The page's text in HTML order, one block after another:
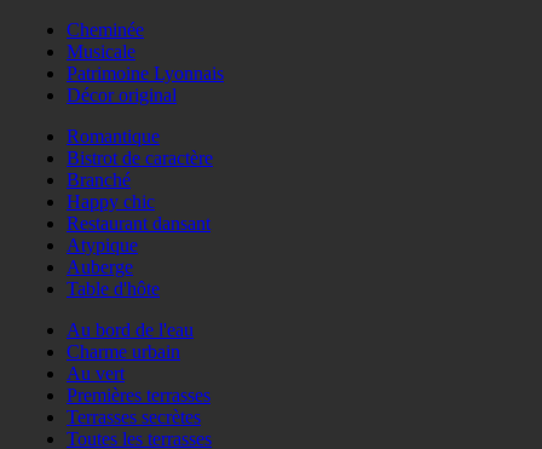
Cheminée
Musicale
Patrimoine Lyonnais
Décor original
Romantique
Bistrot de caractère
Branché
Happy chic
Restaurant dansant
Atypique
Auberge
Table d'hôte
Au bord de l'eau
Charme urbain
Au vert
Premières terrasses
Terrasses secrètes
Toutes les terrasses